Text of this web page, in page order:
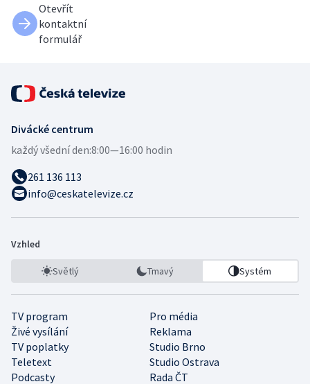
Otevřít
kontaktní
formulář
Divácké centrum
každý všední den:8:00—16:00 hodin
261 136 113
info@ceskatelevize.cz
Vzhled
Světlý Tmavý Systém
TV program
Pro média
Živé vysílání
Reklama
TV poplatky
Studio Brno
Teletext
Studio Ostrava
Podcasty
Rada ČT